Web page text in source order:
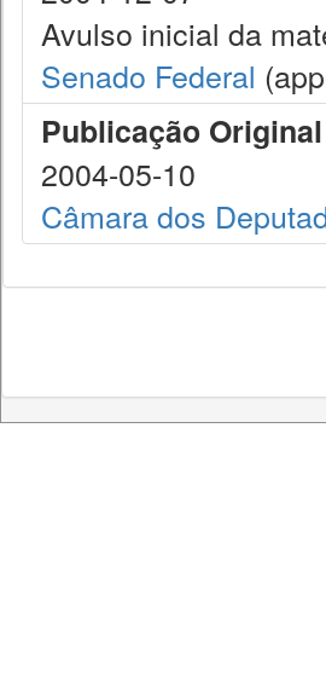
Avulso inicial da
Senado Federal
Publicação Original
2004-05-10
Câmara dos